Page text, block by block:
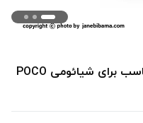
قاب TPU محافظ لنز دار شمعی مناسب برای شیائومی POCO